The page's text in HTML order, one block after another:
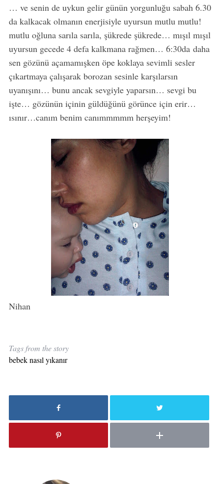
… ve senin de uykun gelir günün yorgunluğu sabah 6.30
da kalkacak olmanın enerjisiyle uyursun mutlu mutlu!
mutlu oğluna sarıla sarıla, şükrede şükrede… mışıl mışıl
uyursun gecede 4 defa kalkmana rağmen… 6:30da daha
sen gözünü açamamışken öpe koklaya sevimli sesler
çıkartmaya çalışarak borozan sesinle karşılarsın
uyanışını… bunu ancak sevgiyle yaparsın… sevgi bu
işte… gözünün içinin güldüğünü görünce için erir…
ısınır…canım benim canımmmmm herşeyim!
Nihan
Tags from the story
bebek nasıl yıkanır